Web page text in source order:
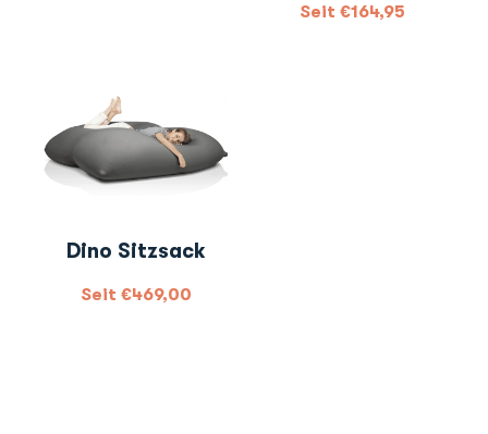
Seit €164,95
Dino Sitzsack
Seit €469,00